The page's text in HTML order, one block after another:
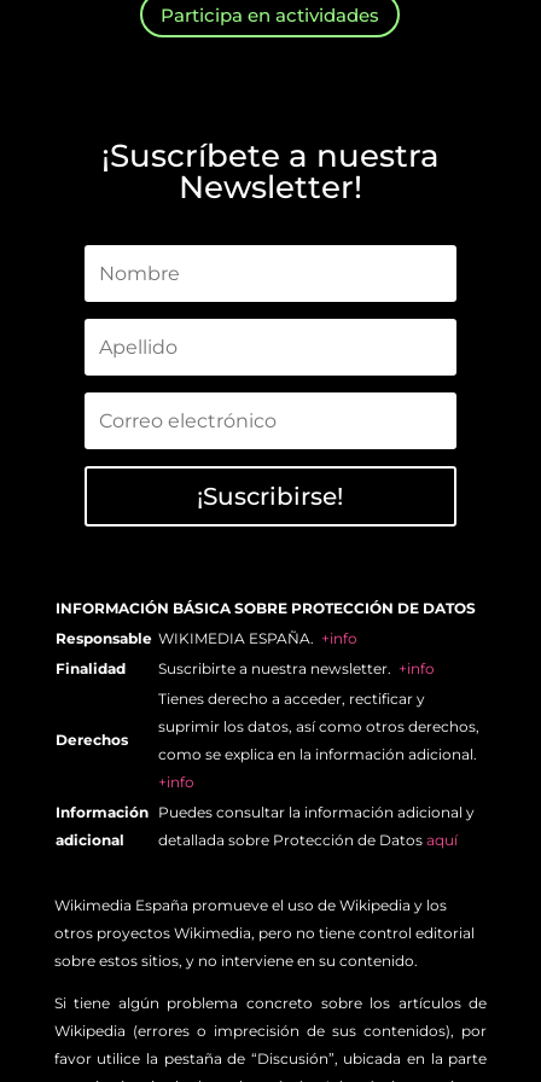
Participa en actividades
¡Suscríbete a nuestra
Newsletter!
¡Suscribirse!
INFORMACIÓN BÁSICA SOBRE PROTECCIÓN DE DATOS
Responsable WIKIMEDIA ESPAÑA. +info
Finalidad
Suscribirte a nuestra newsletter. +info
Derechos
Tienes derecho a acceder, rectificar y
suprimir los datos, así como otros derechos,
como se explica en la información adicional.
+info
Información
adicional
Puedes consultar la información adicional y
detallada sobre Protección de Datos aquí
Wikimedia España promueve el uso de Wikipedia y los
otros proyectos Wikimedia, pero no tiene control editorial
sobre estos sitios, y no interviene en su contenido.
Si tiene algún problema concreto sobre los artículos de
Wikipedia (errores o imprecisión de sus contenidos), por
favor utilice la pestaña de “Discusión”, ubicada en la parte